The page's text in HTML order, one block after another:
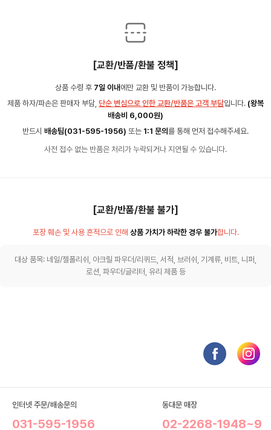
[교환/반품/환불 정책]
상품 수령 후 7일 이내 에만 교환 및 반품이 가능합니다.
제품 하자/파손은 판매자 부담, 단순 변심으로 인한 교환/반품은 고객 부담입니다. (왕복
배송비 6,000원)
반드시 배송팀(031-595-1956) 또는 1:1 문의 를 통해 먼저 접수해주세요.
사전 접수 없는 반품은 처리가 누락되거나 지연될 수 있습니다.
[교환/반품/환불 불가]
포장 훼손 및 사용 흔적으로 인해 상품 가치가 하락한 경우 불가합니다.
대상 품목: 네일/젤폴리쉬, 아크릴 파우더/리퀴드, 서적, 브러쉬, 기계류, 비트, 니퍼,
로션, 파우더/글리터, 유리 제품 등
인터넷 주문/배송문의
031-595-1956
동대문 매장
02-2268-1948~9